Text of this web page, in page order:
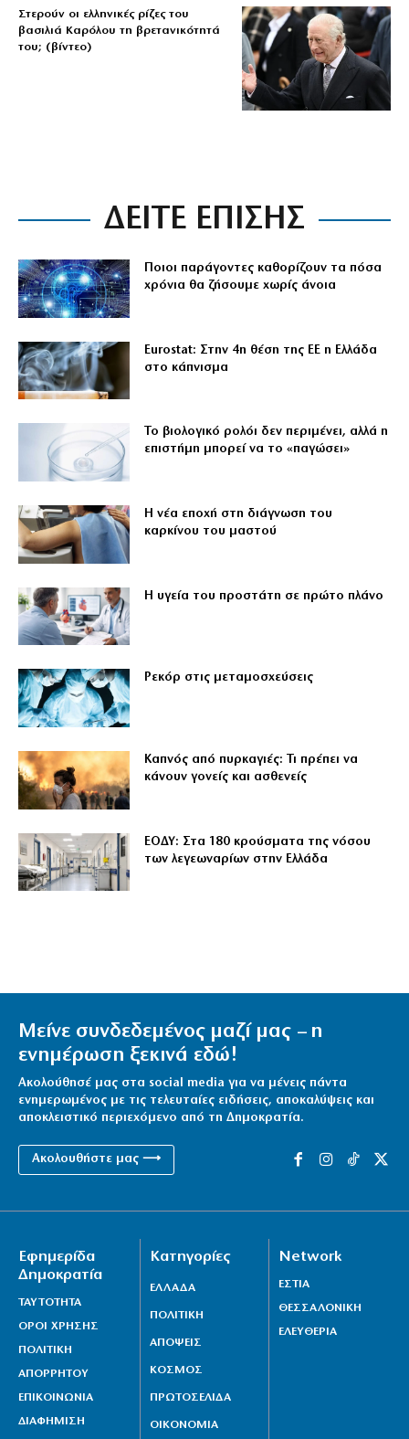
Στερούν οι ελληνικές ρίζες του
βασιλιά Καρόλου τη βρετανικότητά
του; (βίντεο)
ΔΕΙΤΕ ΕΠΙΣΗΣ
Ποιοι παράγοντες καθορίζουν τα πόσα
χρόνια θα ζήσουμε χωρίς άνοια
Eurostat: Στην 4η θέση της ΕΕ η Ελλάδα
στο κάπνισμα
Το βιολογικό ρολόι δεν περιμένει, αλλά η
επιστήμη μπορεί να το «παγώσει»
Η νέα εποχή στη διάγνωση του
καρκίνου του μαστού
Η υγεία του προστάτη σε πρώτο πλάνο
Ρεκόρ στις μεταμοσχεύσεις
Καπνός από πυρκαγιές: Τι πρέπει να
κάνουν γονείς και ασθενείς
ΕΟΔΥ: Στα 180 κρούσματα της νόσου
των λεγεωναρίων στην Ελλάδα
Μείνε συνδεδεμένος μαζί μας – η
ενημέρωση ξεκινά εδώ!
Ακολούθησέ μας στα social media για να μένεις πάντα
ενημερωμένος με τις τελευταίες ειδήσεις, αποκαλύψεις και
αποκλειστικό περιεχόμενο από τη Δημοκρατία.
Ακολουθήστε μας ⟶
Εφημερίδα
Δημοκρατία
ΤΑΥΤΟΤΗΤΑ
ΟΡΟΙ ΧΡΗΣΗΣ
ΠΟΛΙΤΙΚΗ
ΑΠΟΡΡΗΤΟΥ
ΕΠΙΚΟΙΝΩΝΙΑ
ΔΙΑΦΗΜΙΣΗ
Κατηγορίες
ΕΛΛΑΔΑ
ΠΟΛΙΤΙΚΗ
ΑΠΟΨΕΙΣ
ΚΟΣΜΟΣ
ΠΡΩΤΟΣΕΛΙΔΑ
ΟΙΚΟΝΟΜΙΑ
Network
ΕΣΤΙΑ
ΘΕΣΣΑΛΟΝΙΚΗ
ΕΛΕΥΘΕΡΙΑ